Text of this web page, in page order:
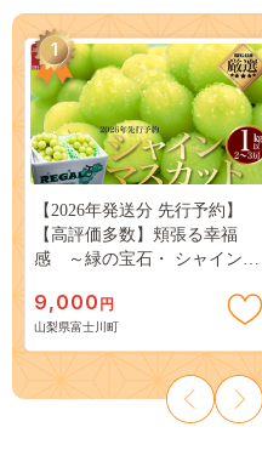
1
【2026年発送分 先行予約】
【高評価多数】頬張る幸福
感 ～緑の宝石・ シャインマ
３房） フルーツ 山梨県産 果
物 くだもの シャイン マスカ
ット ぶどう ブドウ 葡萄 大粒
種なし 先行予約 富士川町
10000円 一万円 9000円 九千円
9,000 円
山梨県富士川町